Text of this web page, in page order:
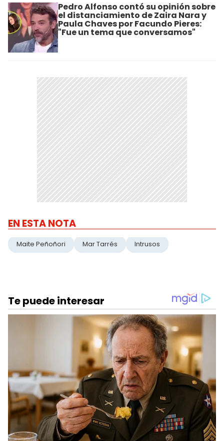
Pedro Alfonso contó su opinión sobre
el distanciamiento de Zaira Nara y
Paula Chaves por Facundo Pieres:
"Fue un tema que conversamos"
EN ESTA NOTA
Maite Peñoñori Mar Tarrés Intrusos